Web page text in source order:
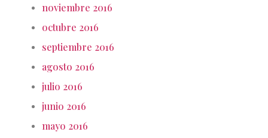
noviembre 2016
octubre 2016
septiembre 2016
agosto 2016
julio 2016
junio 2016
mayo 2016